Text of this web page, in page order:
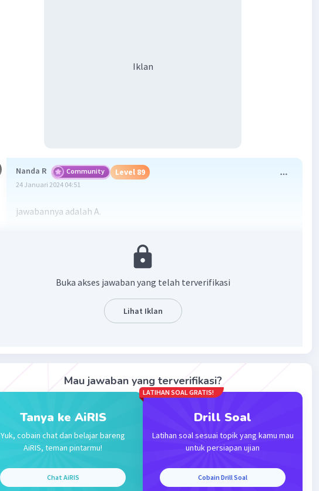
Iklan
Nanda R Community Level 89
24 Januari 2024 04:51
jawabannya adalah A.
kelainan pada gen yang bertugas memproduksi melanin, yaitu
pigmen yang memberikan warna kulit, mata, dan rambut. Melanin
diproduksi oleh sel melanosit yang terdapat di mata, kulit, dan
rambut. Mutasi pada gen-gen tersebut menyebabkan produksi
melanin berkurang atau bahkan tidak diproduksi, sehingga muncul
gejala albinisme. Oleh karena itu, jawaban yang tepat adalah opsi a,
Buka akses jawaban yang telah terverifikasi
Lihat Iklan
Mau jawaban yang terverifikasi?
Tanya ke AiRIS
Yuk, cobain chat dan belajar bareng
AiRIS, teman pintarmu!
Chat AiRIS
LATIHAN SOAL GRATIS!
Drill Soal
Latihan soal sesuai topik yang kamu mau
untuk persiapan ujian
Cobain Drill Soal